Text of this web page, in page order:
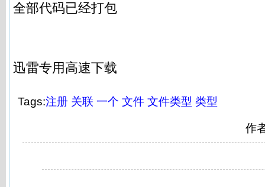
全部代码已经打包
迅雷专用高速下载
Tags:注册 关联 一个 文件 文件类型 类型
作